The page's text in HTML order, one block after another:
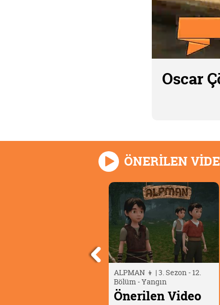
Oscar
ÖNERİLEN
Berry Bees: Yeni Nesil
Ajanlar | 27. Bölüm
Önerilen Video